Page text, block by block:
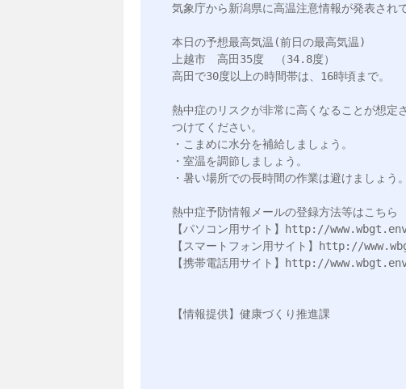
気象庁から新潟県に高温注意情報が発表され
本日の予想最高気温(前日の最高気温)
上越市　高田35度　（34.8度）
高田で30度以上の時間帯は、16時頃まで。
熱中症のリスクが非常に高くなることが想定
つけてください。
・こまめに水分を補給しましょう。
・室温を調節しましょう。
・暑い場所での長時間の作業は避けましょう。
熱中症予防情報メールの登録方法等はこちら
【パソコン用サイト】http://
【スマートフォン用サイト】http://
【携帯電話用サイト】http://
【情報提供】健康づくり推進課